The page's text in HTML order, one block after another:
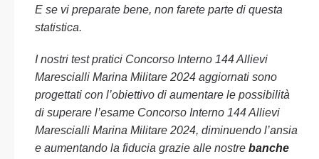
E se vi preparate bene, non farete parte di questa
statistica.
I nostri test pratici Concorso Interno 144 Allievi
Marescialli Marina Militare 2024 aggiornati sono
progettati con l’obiettivo di aumentare le possibilità
di superare l’esame Concorso Interno 144 Allievi
Marescialli Marina Militare 2024, diminuendo l’ansia
e aumentando la fiducia grazie alle nostre banche